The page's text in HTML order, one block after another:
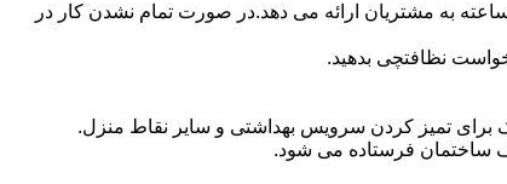
قیمت کاملاً شفاف برای دستمزد نظافتچی مشخص کرده است.این شرکت برای تعیین دستمزد پلن قیمتی 4 ساعته 6 ساعته و 8 ساعته به مشتریان ارائه می دهد.در صورت تمام نشدن کار در
برای تمیز کردن سرویس بهداشتی و سایر نقاط منزل.
ساختمان فرستاده می شود.